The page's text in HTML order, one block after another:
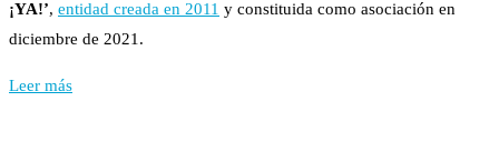
¡YA!’, entidad creada en 2011 y constituida como asociación en
diciembre de 2021.
Leer más